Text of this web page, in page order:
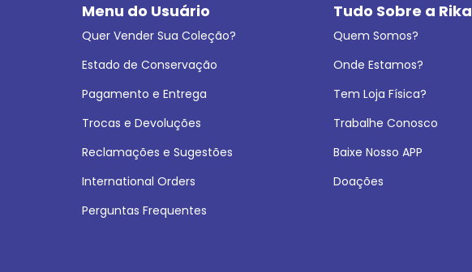
Menu do Usuário
Quer Vender Sua Coleção?
Estado de Conservação
Pagamento e Entrega
Trocas e Devoluções
Reclamações e Sugestões
International Orders
Perguntas Frequentes
Tudo Sobre a Rika
Quem Somos?
Onde Estamos?
Tem Loja Física?
Trabalhe Conosco
Baixe Nosso APP
Doações